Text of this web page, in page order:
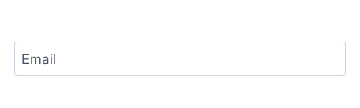
Email